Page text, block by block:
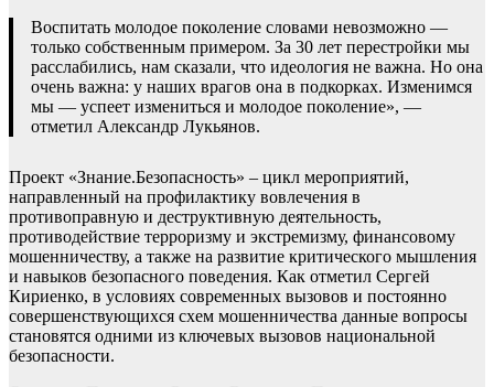
Воспитать молодое поколение словами невозможно —
только собственным примером. За 30 лет перестройки мы
расслабились, нам сказали, что идеология не важна. Но она
очень важна: у наших врагов она в подкорках. Изменимся
мы — успеет измениться и молодое поколение», —
отметил Александр Лукьянов.
Проект «Знание.Безопасность» – цикл мероприятий,
направленный на профилактику вовлечения в
противоправную и деструктивную деятельность,
противодействие терроризму и экстремизму, финансовому
мошенничеству, а также на развитие критического мышления
и навыков безопасного поведения. Как отметил Сергей
Кириенко, в условиях современных вызовов и постоянно
совершенствующихся схем мошенничества данные вопросы
становятся одними из ключевых вызовов национальной
безопасности.